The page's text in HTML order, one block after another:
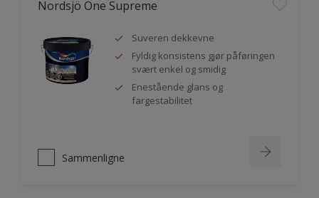
Nordsjö One Supreme
Suveren dekkevne
Fyldig konsistens gjør påføringen
svært enkel og smidig
Enestående glans og
fargestabilitet
Sammenligne